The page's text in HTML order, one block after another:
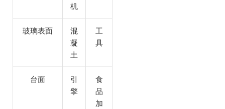
机
玻璃表面
混
凝
土
工
具
台面
引
擎
食
品
加